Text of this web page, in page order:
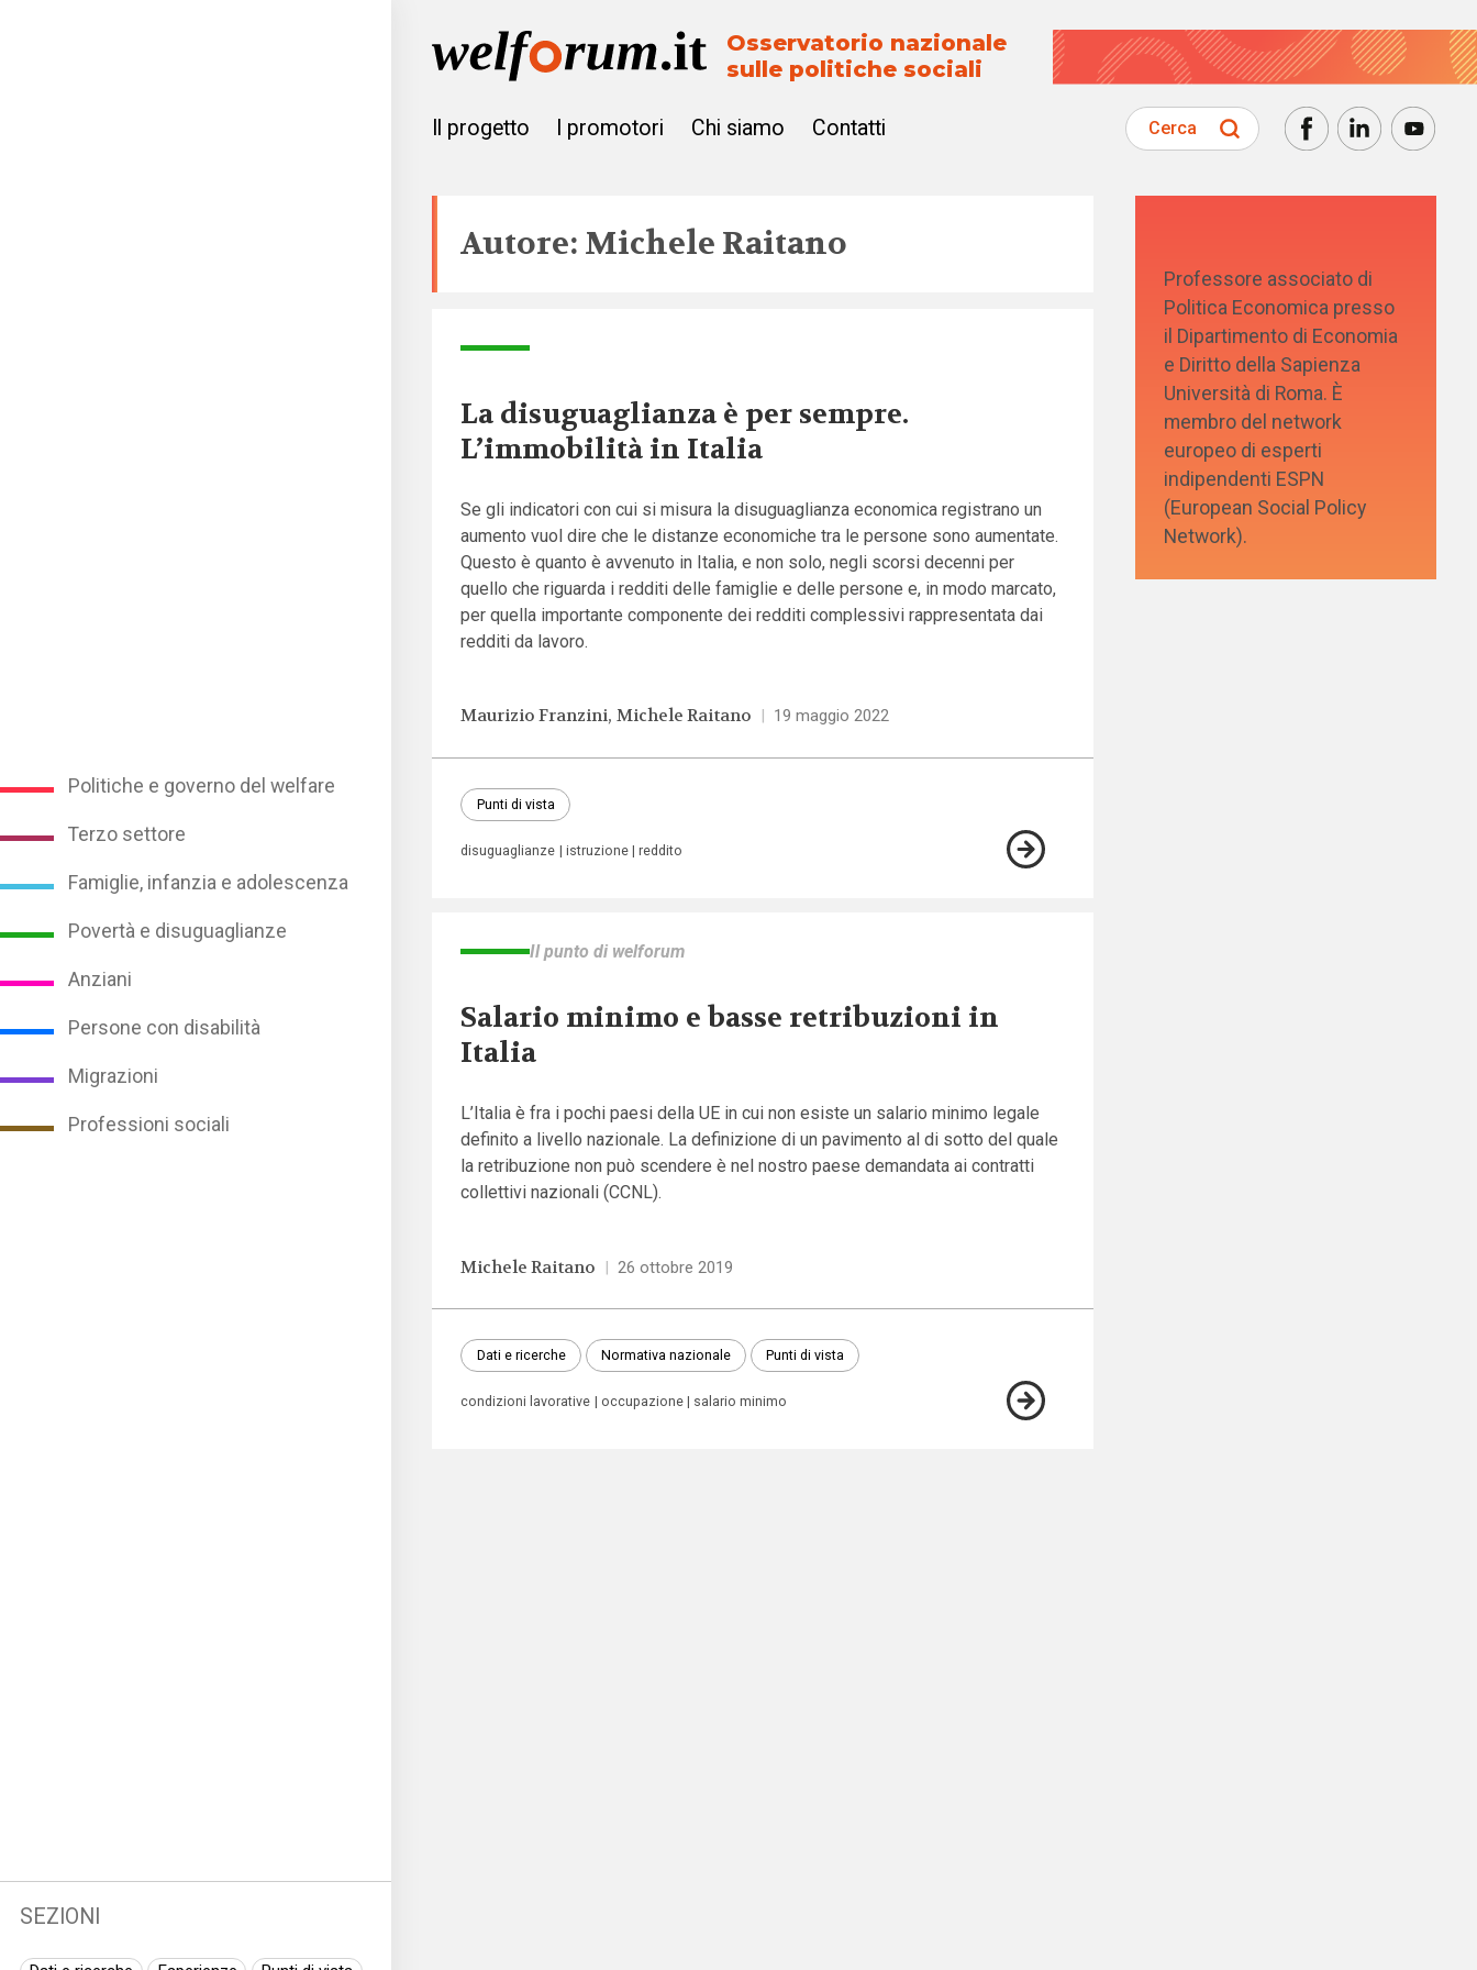
Politiche e governo del welfare
Terzo settore
Famiglie, infanzia e adolescenza
Povertà e disuguaglianze
Anziani
Persone con disabilità
Migrazioni
Professioni sociali
SEZIONI
Osservatorio nazionale
sulle politiche sociali
Il progetto I promotori Chi siamo Contatti Cerca
Autore: Michele Raitano
La disuguaglianza è per sempre.
L’immobilità in Italia
Se gli indicatori con cui si misura la disuguaglianza economica registrano un
aumento vuol dire che le distanze economiche tra le persone sono aumentate.
Questo è quanto è avvenuto in Italia, e non solo, negli scorsi decenni per
quello che riguarda i redditi delle famiglie e delle persone e, in modo marcato,
per quella importante componente dei redditi complessivi rappresentata dai
redditi da lavoro.
Maurizio Franzini Michele Raitano | 19 maggio 2022
Punti di vista
disuguaglianze istruzione reddito
Il punto di welforum
Salario minimo e basse retribuzioni in
Italia
L’Italia è fra i pochi paesi della UE in cui non esiste un salario minimo legale
definito a livello nazionale. La definizione di un pavimento al di sotto del quale
la retribuzione non può scendere è nel nostro paese demandata ai contratti
collettivi nazionali (CCNL).
Michele Raitano | 26 ottobre 2019
Dati e ricerche Normativa nazionale Punti di vista
condizioni lavorative occupazione salario minimo
Professore associato di
Politica Economica presso
il Dipartimento di Economia
e Diritto della Sapienza
Università di Roma. È
membro del network
europeo di esperti
indipendenti ESPN
(European Social Policy
Network).